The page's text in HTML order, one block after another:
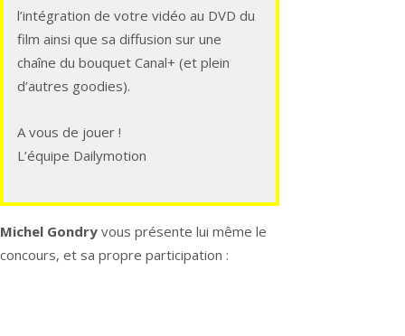
l’intégration de votre vidéo au DVD du
film ainsi que sa diffusion sur une
chaîne du bouquet Canal+ (et plein
d’autres goodies).
A vous de jouer !
L’équipe Dailymotion
Michel Gondry vous présente lui même le
concours, et sa propre participation :